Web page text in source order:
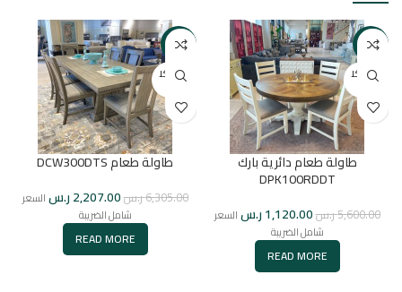
-80%
بيعت كل
ها
طاولة طعام دائرية بارك
DPK100RDDT
5,600.00ر.س1,120.00ر.سالسعر
شامل الضريبة
READ MORE
-65%
بيعت كل
ها
طاولة طعام DCW300DTS
6,305.00ر.س2,207.00ر.سالسعر
شامل الضريبة
READ MORE